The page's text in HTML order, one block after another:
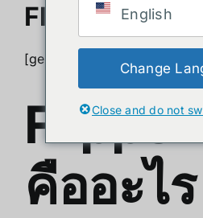
Flipper Zero คื
[geoip country=”TH”]
Flipper
คืออะไร
English
Change
Close and do not